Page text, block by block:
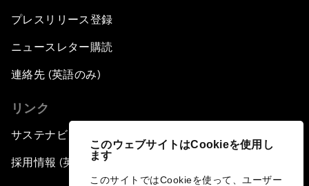
このウェブサイトはCookieを使用し
ます
このサイトではCookieを使って、ユーザー
プレスリリース登録
ニュースレター購読
連絡先 (英語のみ)
リンク
サステナビリティへの取り組み
採用情報 (英語のみ)